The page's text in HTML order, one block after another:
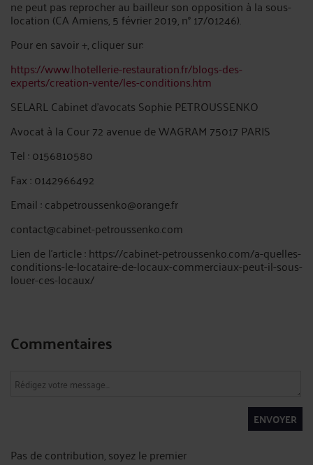
ne peut pas reprocher au bailleur son opposition à la sous-
location (CA Amiens, 5 février 2019, n° 17/01246).
Pour en savoir +, cliquer sur:
https://www.lhotellerie-restauration.fr/blogs-des-
experts/creation-vente/les-conditions.htm
SELARL Cabinet d’avocats Sophie PETROUSSENKO
Avocat à la Cour 72 avenue de WAGRAM 75017 PARIS
Tel : 0156810580
Fax : 0142966492
Email : cabpetroussenko@orange.fr
contact@cabinet-petroussenko.com
Lien de l'article : https://cabinet-petroussenko.com/a-quelles-
conditions-le-locataire-de-locaux-commerciaux-peut-il-sous-
louer-ces-locaux/
Commentaires
ENVOYER
Pas de contribution, soyez le premier